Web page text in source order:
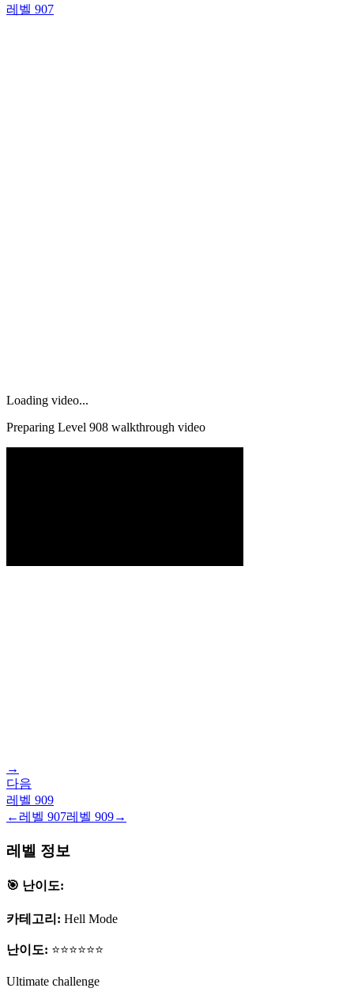
레벨 907
Loading video...
Preparing Level 908 walkthrough video
→
다음
레벨 909
← 레벨 907레벨 909→
레벨 정보
🎯 난이도:
카테고리: Hell Mode
난이도: ⭐⭐⭐⭐⭐⭐
Ultimate challenge